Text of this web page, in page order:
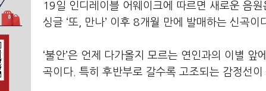
19일 인디레이블 어웨이크에 따르면 새로운 음
싱글 ‘또, 만나’ 이후 8개월 만에 발매하는 신곡이
‘불안’은 언제 다가올지 모르는 연인과의 이별
곡이다. 특히 후반부로 갈수록 고조되는 감정선이